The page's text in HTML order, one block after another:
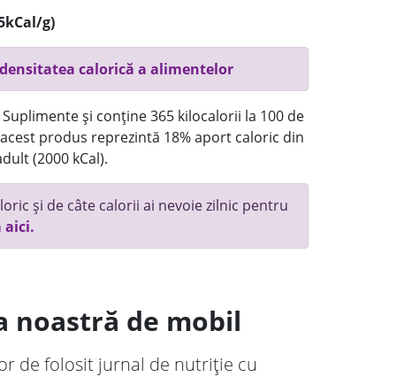
g)
calorică a alimentelor
și conține 365 kilocalorii la 100 de
produs reprezintă 18% aport caloric din
(2000 kCal).
și de câte calorii ai nevoie zilnic pentru
aici.
noastră de mobil
de folosit jurnal de nutriție cu